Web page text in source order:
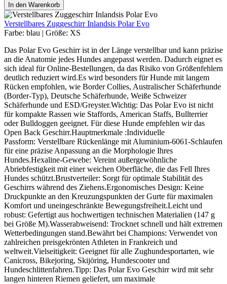
In den Warenkorb
Verstellbares Zuggeschirr Inlandsis Polar Evo
Farbe: blau | Größe: XS
Das Polar Evo Geschirr ist in der Länge verstellbar und kann präzise
an die Anatomie jedes Hundes angepasst werden. Dadurch eignet es
sich ideal für Online-Bestellungen, da das Risiko von Größenfehlern
deutlich reduziert wird.Es wird besonders für Hunde mit langem
Rücken empfohlen, wie Border Collies, Australischer Schäferhunde
(Border-Typ), Deutsche Schäferhunde, Weiße Schweizer
Schäferhunde und ESD/Greyster.Wichtig: Das Polar Evo ist nicht
für kompakte Rassen wie Staffords, American Staffs, Bullterrier
oder Bulldoggen geeignet. Für diese Hunde empfehlen wir das
Open Back Geschirr.Hauptmerkmale :Individuelle
Passform: Verstellbare Rückenlänge mit Aluminium-6061-Schlaufen
für eine präzise Anpassung an die Morphologie Ihres
Hundes.Hexaline-Gewebe: Vereint außergewöhnliche
Abriebfestigkeit mit einer weichen Oberfläche, die das Fell Ihres
Hundes schützt.Brustverteiler: Sorgt für optimale Stabilität des
Geschirrs während des Ziehens.Ergonomisches Design: Keine
Druckpunkte an den Kreuzungspunkten der Gurte für maximalen
Komfort und uneingeschränkte Bewegungsfreiheit.Leicht und
robust: Gefertigt aus hochwertigen technischen Materialien (147 g
bei Größe M).Wasserabweisend: Trocknet schnell und hält extremen
Wetterbedingungen stand.Bewährt bei Champions: Verwendet von
zahlreichen preisgekrönten Athleten in Frankreich und
weltweit.Vielseitigkeit: Geeignet für alle Zughundesportarten, wie
Canicross, Bikejoring, Skijöring, Hundescooter und
Hundeschlittenfahren.Tipp: Das Polar Evo Geschirr wird mit sehr
langen hinteren Riemen geliefert, um maximale